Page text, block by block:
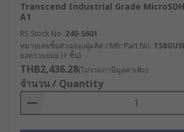
และ Memory Card จากแบรนด์ชั้นนำ เช่น
Samsungและอีกมากมาย ครอบคลุมการ
อุปกรณ์อุตสาหกรรม โทรศัพท์มือถือ กล้อง
จนถึงระบบกล้องวงจรปิด และอีกมากมา
การใช้งานกับอุปกรณ์อุตสาหกรรม โทรศั
กล้องถ่ายรูป ไปจนถึงระบบกล้องวงจรปิด
Transcend Industrial Grade
A1
RS Stock No. 240-5601
หมายเลขชิ้นส่วนของผู้ผลิต / Mfr. Part No.
ยอดรวมย่อย (1 ชิ้น)
THB2,436.28(ไม่รวมภาษีมูลค่าเพิ่ม)
จำนวน / Quantity